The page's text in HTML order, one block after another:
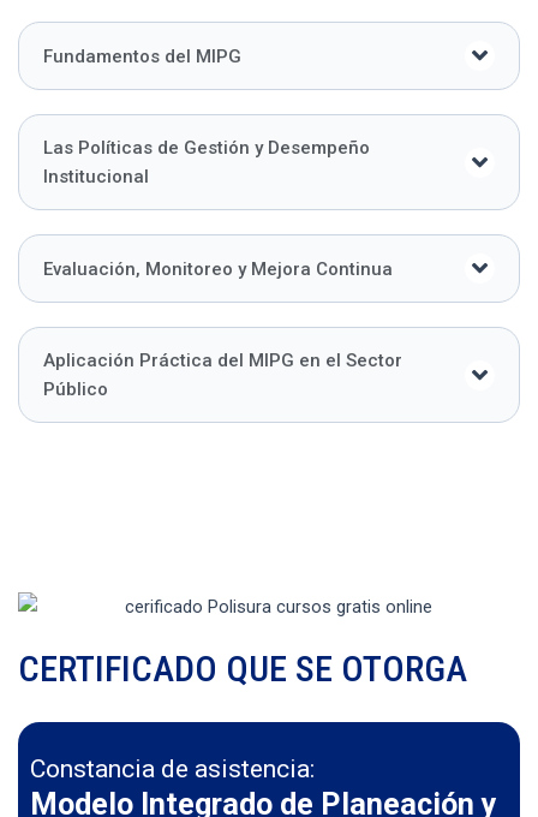
Fundamentos del MIPG
Las Políticas de Gestión y Desempeño
Institucional
Evaluación, Monitoreo y Mejora Continua
Aplicación Práctica del MIPG en el Sector
Público
CERTIFICADO QUE SE OTORGA
Constancia de asistencia:
Modelo Integrado de Planeación y